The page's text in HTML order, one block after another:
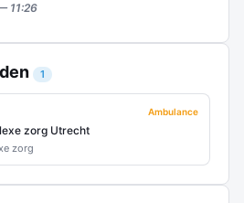
11:26
1
Ambulance
zorg Utrecht
zorg